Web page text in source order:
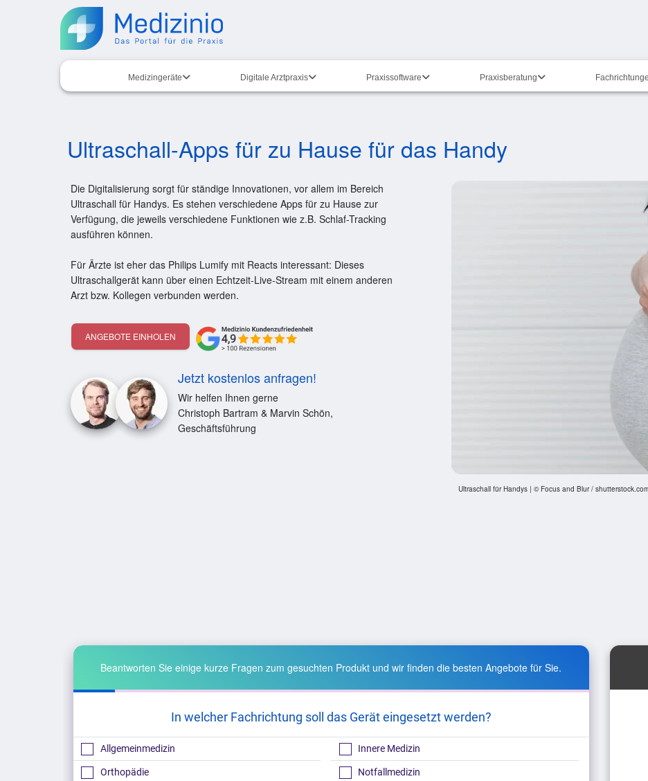
Medizingeräte Digitale Arztpraxis Praxissoftware Praxisberatung
Ultraschall-Apps für zu Hause für das Handy
Die Digitalisierung sorgt für ständige Innovationen, vor allem im Bereich
Ultraschall für Handys. Es stehen verschiedene Apps für zu Hause zur
Verfügung, die jeweils verschiedene Funktionen wie z.B. Schlaf-Tracking
ausführen können.
Für Ärzte ist eher das Philips Lumify mit Reacts interessant: Dieses
Ultraschallgerät kann über einen Echtzeit-Live-Stream mit einem anderen
Arzt bzw. Kollegen verbunden werden.
ANGEBOTE EINHOLEN
Jetzt kostenlos anfragen!
Wir helfen Ihnen gerne
Christoph Bartram & Marvin Schön,
Geschäftsführung
Ultraschall für Handys | © Focus and Blur /
Beantworten Sie einige kurze Fragen zum gesuchten Produkt und wir finden die besten Angebote für Sie.
In welcher Fachrichtung soll das Gerät eingesetzt werden?
Allgemeinmedizin Innere Medizin
Orthopädie Notfallmedizin